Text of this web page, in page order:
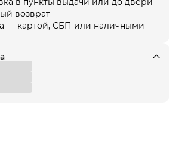
возврат
— картой, СБП или наличными